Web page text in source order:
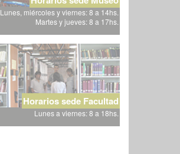
Lunes, miércoles y viernes: 8 a 14hs.
Martes y jueves: 8 a 17hs.
Horarios sede Facultad
Lunes a viernes: 8 a 18hs.